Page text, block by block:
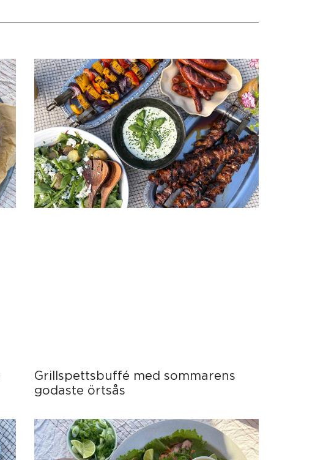
Grillspettsbuffé med sommarens
godaste örtsås